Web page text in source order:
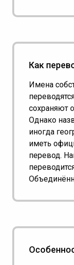
Как
Имена
сохраняют
Однако
иногда
иметь
перевод.